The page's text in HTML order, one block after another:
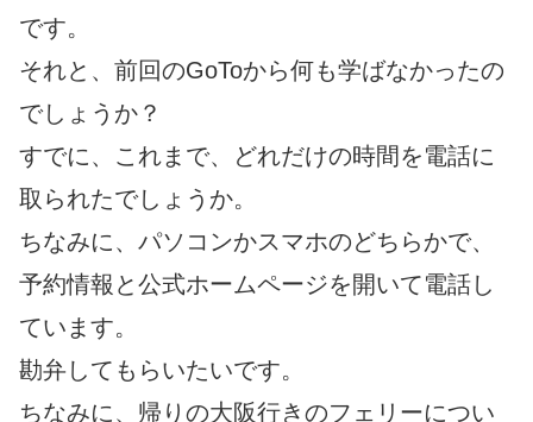
です。
それと、前回のGoToから何も学ばなかったの
でしょうか？
すでに、これまで、どれだけの時間を電話に
取られたでしょうか。
ちなみに、パソコンかスマホのどちらかで、
予約情報と公式ホームページを開いて電話し
ています。
勘弁してもらいたいです。
ちなみに、帰りの大阪行きのフェリーについ